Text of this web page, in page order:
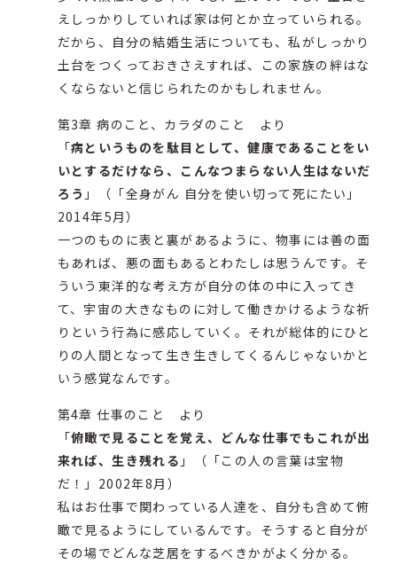
えしっかりしていれば家は何とか立っていられる。
だから、自分の結婚生活についても、私がしっかり
土台をつくっておきさえすれば、この家族の絆はな
くならないと信じられたのかもしれません。
第3章 病のこと、カラダのこと より
「病というものを駄目として、健康であることをい
いとするだけなら、こんなつまらない人生はないだ
ろう 」（「全身がん 自分を使い切って死にたい」
2014年5月）
一つのものに表と裏があるように、物事には善の面
もあれば、悪の面もあるとわたしは思うんです。そ
ういう東洋的な考え方が自分の体の中に入ってき
て、宇宙の大きなものに対して働きかけるような祈
りという行為に感応していく。それが総体的にひと
りの人間となって生き生きしてくるんじゃないかと
いう感覚なんです。
第4章 仕事のこと より
「俯瞰で見ることを覚え、どんな仕事でもこれが出
来れば、生き残れる 」（「この人の言葉は宝物
だ！」2002年8月）
私はお仕事で関わっている人達を、自分も含めて俯
瞰で見るようにしているんです。そうすると自分が
その場でどんな芝居をするべきかがよく分かる。